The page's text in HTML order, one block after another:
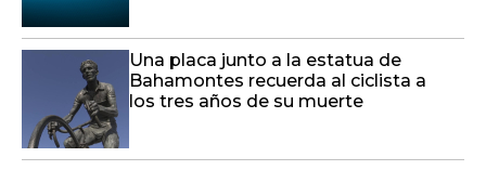
Una placa junto a la estatua de
Bahamontes recuerda al ciclista a
los tres años de su muerte